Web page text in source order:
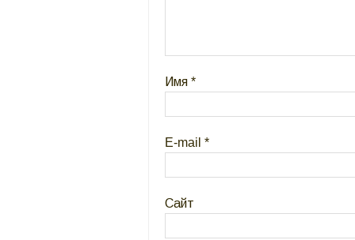
Имя *
E-mail *
Сайт